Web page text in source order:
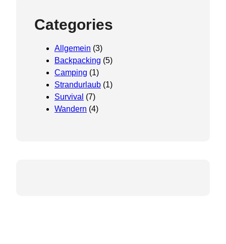
Categories
Allgemein (3)
Backpacking (5)
Camping (1)
Strandurlaub (1)
Survival (7)
Wandern (4)